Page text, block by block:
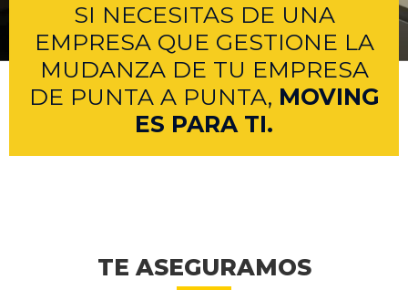
SI NECESITAS DE UNA
EMPRESA QUE GESTIONE LA
MUDANZA DE TU EMPRESA
DE PUNTA A PUNTA, MOVING
ES PARA TI.
TE ASEGURAMOS